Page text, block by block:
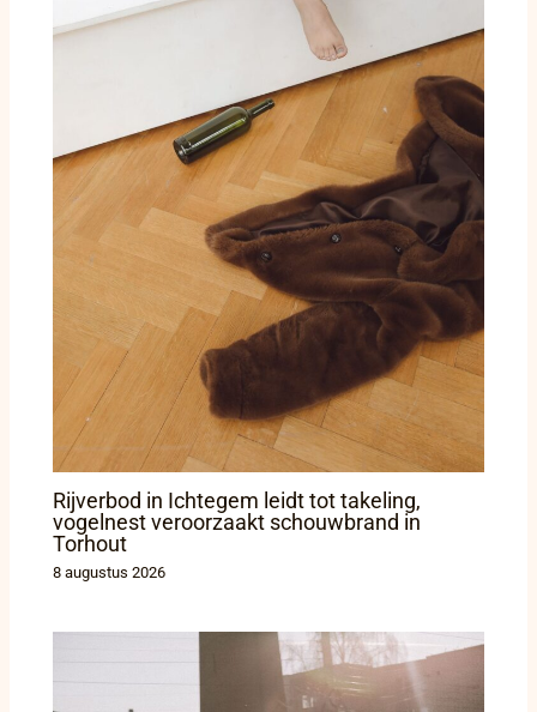
Rijverbod in Ichtegem leidt tot takeling,
vogelnest veroorzaakt schouwbrand in
Torhout
8 augustus 2026